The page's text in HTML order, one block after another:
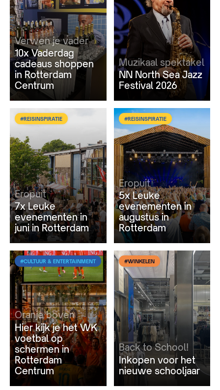
Verwen je vader
10x Vaderdag
cadeaus shoppen
in Rotterdam
Centrum
Muzikaal spektakel
NN North Sea Jazz
Festival 2026
#REISINSPIRATIE
Eropuit
7x Leuke
evenementen in
juni in Rotterdam
#REISINSPIRATIE
Eropuit
5x Leuke
evenementen in
augustus in
Rotterdam
#CULTUUR & ENTERTAINMENT
Oranje boven
Hier kijk je het WK
voetbal op
schermen in
Rotterdam
Centrum
#WINKELEN
Back to School!
Inkopen voor het
nieuwe schooljaar